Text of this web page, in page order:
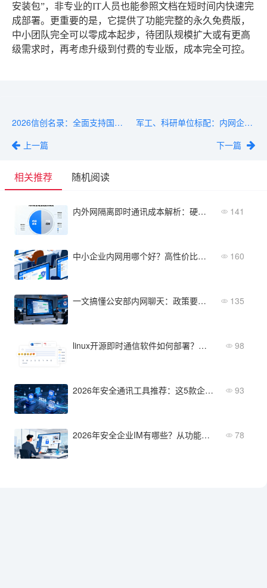
安装包”，非专业的IT人员也能参照文档在短时间内快速完
成部署。更重要的是，它提供了功能完整的永久免费版，
中小团队完全可以零成本起步，待团队规模扩大或有更高
级需求时，再考虑升级到付费的专业版，成本完全可控。
2026信创名录：全面支持国产操作系统的商用IM类软件
上一篇
军工、科研单位标配：内网企业IM如何实现内外网隔离
下一篇
相关推荐 随机阅读
内外网隔离即时通讯成本解析：硬件、软件、运维全预算 141
中小企业内网用哪个好？高性价比内网即时通讯软件推荐 160
一文搞懂公安部内网聊天：政策要求、典型功能与未来趋势 135
linux开源即时通信软件如何部署？四步完成自建私有化即时通讯 98
2026年安全通讯工具推荐：这5款企业级加密即时通讯软件值得关注 93
2026年安全企业IM有哪些？从功能到部署全维度对比 78